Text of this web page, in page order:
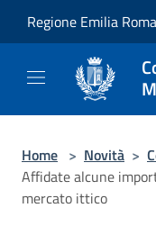
Regione Emilia
Home > Novità >
Affidate alcune
mercato ittico